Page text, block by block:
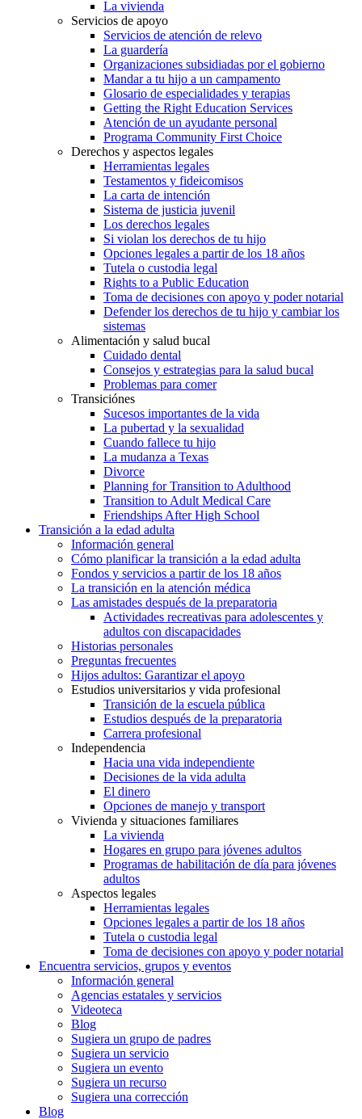
La vivienda
Servicios de apoyo
Servicios de atención de relevo
La guardería
Organizaciones subsidiadas por el gobierno
Mandar a tu hijo a un campamento
Glosario de especialidades y terapias
Getting the Right Education Services
Atención de un ayudante personal
Programa Community First Choice
Derechos y aspectos legales
Herramientas legales
Testamentos y fideicomisos
La carta de intención
Sistema de justicia juvenil
Los derechos legales
Si violan los derechos de tu hijo
Opciones legales a partir de los 18 años
Tutela o custodia legal
Rights to a Public Education
Toma de decisiones con apoyo y poder notarial
Defender los derechos de tu hijo y cambiar los
sistemas
Alimentación y salud bucal
Cuidado dental
Consejos y estrategias para la salud bucal
Problemas para comer
Transiciónes
Sucesos importantes de la vida
La pubertad y la sexualidad
Cuando fallece tu hijo
La mudanza a Texas
Divorce
Planning for Transition to Adulthood
Transition to Adult Medical Care
Friendships After High School
Transición a la edad adulta
Información general
Cómo planificar la transición a la edad adulta
Fondos y servicios a partir de los 18 años
La transición en la atención médica
Las amistades después de la preparatoria
Actividades recreativas para adolescentes y
adultos con discapacidades
Historias personales
Preguntas frecuentes
Hijos adultos: Garantizar el apoyo
Estudios universitarios y vida profesional
Transición de la escuela pública
Estudios después de la preparatoria
Carrera profesional
Independencia
Hacia una vida independiente
Decisiones de la vida adulta
El dinero
Opciones de manejo y transport
Vivienda y situaciones familiares
La vivienda
Hogares en grupo para jóvenes adultos
Programas de habilitación de día para jóvenes
adultos
Aspectos legales
Herramientas legales
Opciones legales a partir de los 18 años
Tutela o custodia legal
Toma de decisiones con apoyo y poder notarial
Encuentra servicios, grupos y eventos
Información general
Agencias estatales y servicios
Videoteca
Blog
Sugiera un grupo de padres
Sugiera un servicio
Sugiera un evento
Sugiera un recurso
Sugiera una corrección
Blog